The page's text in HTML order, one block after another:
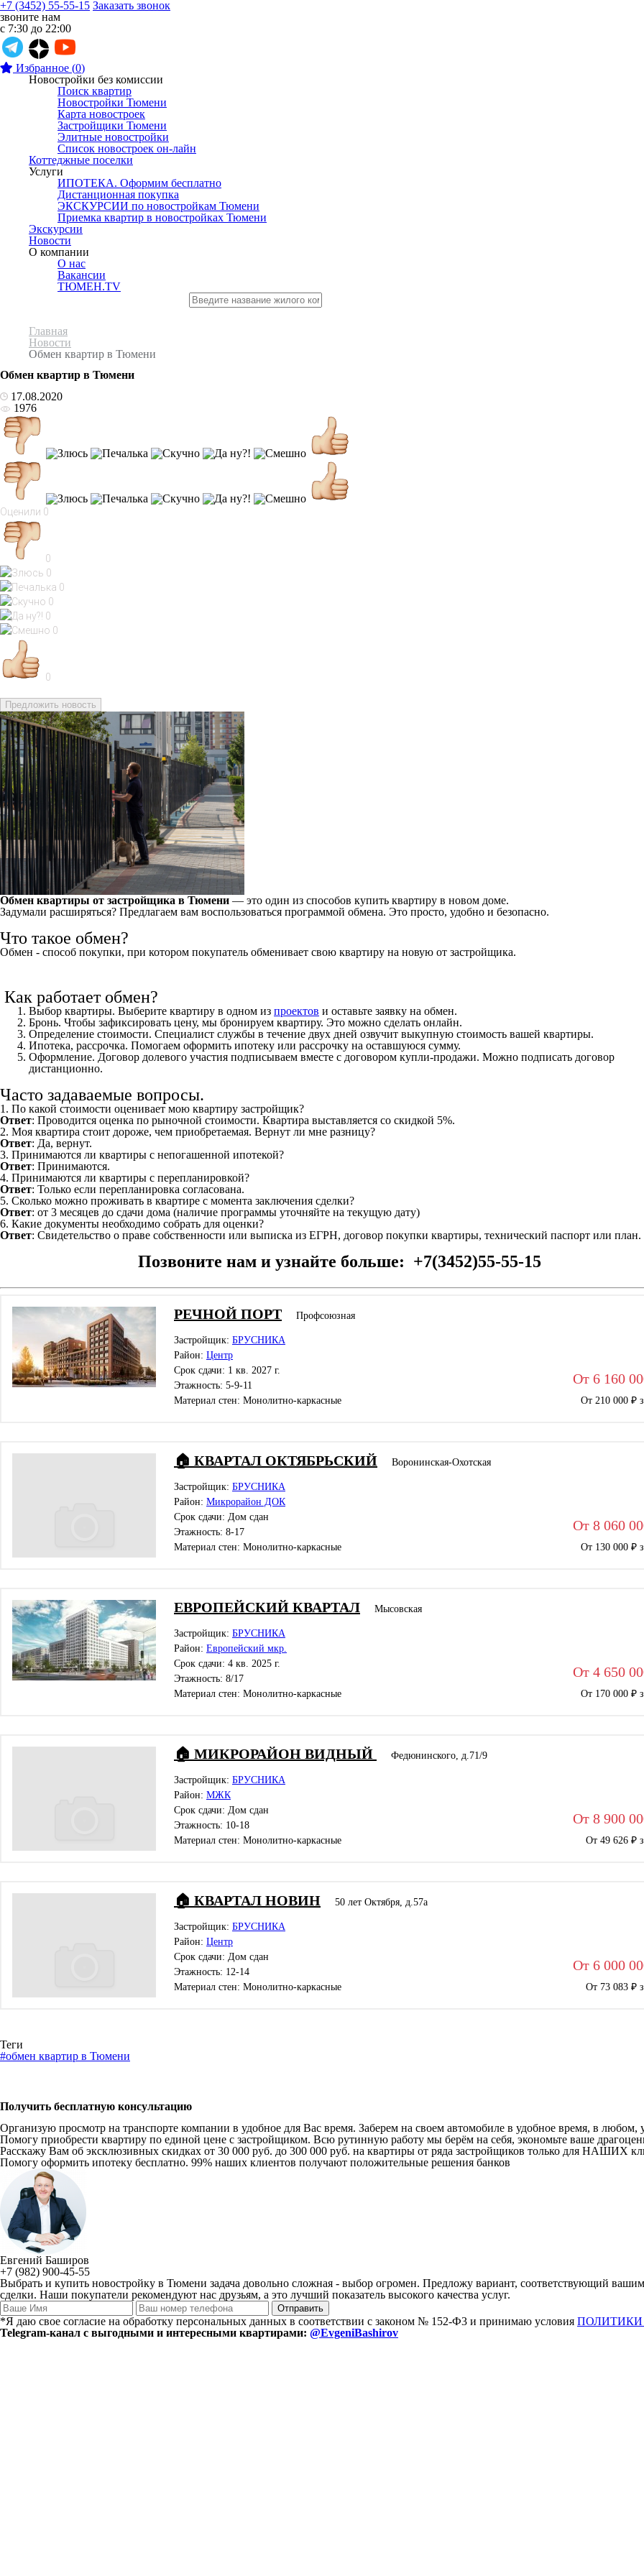
+7 (3452) 55-55-15 Заказать звонок
звоните нам
с 7:30 до 22:00
Избранное (0)
Новостройки без комиссии
Поиск квартир
Новостройки Тюмени
Карта новостроек
Застройщики Тюмени
Элитные новостройки
Список новостроек он-лайн
Коттеджные поселки
Услуги
ИПОТЕКА. Оформим бесплатно
Дистанционная покупка
ЭКСКУРСИИ по новостройкам Тюмени
Приемка квартир в новостройках Тюмени
Экскурсии
Новости
О компании
О нас
Вакансии
ТЮМЕН.TV
Главная
Новости
Обмен квартир в Тюмени
Обмен квартир в Тюмени
17.08.2020
1976
Оценили 0
0
0
0
0
0
0
0
Предложить новость
Обмен квартиры от застройщика в Тюмени — это один из способов купить квартиру в новом доме.
Задумали расширяться? Предлагаем вам воспользоваться программой обмена. Это просто, удобно и безопасно.
Что такое обмен?
Обмен - способ покупки, при котором покупатель обменивает свою квартиру на новую от застройщика.
Как работает обмен?
Выбор квартиры. Выберите квартиру в одном из проектов и оставьте заявку на обмен.
Бронь. Чтобы зафиксировать цену, мы бронируем квартиру. Это можно сделать онлайн.
Определение стоимости. Специалист службы в течение двух дней озвучит выкупную стоимость вашей квартиры.
Ипотека, рассрочка. Помогаем оформить ипотеку или рассрочку на оставшуюся сумму.
Оформление. Договор долевого участия подписываем вместе с договором купли-продажи. Можно подписать договор
дистанционно.
Часто задаваемые вопросы.
1. По какой стоимости оценивает мою квартиру застройщик?
Ответ: Проводится оценка по рыночной стоимости. Квартира выставляется со скидкой 5%.
2. Моя квартира стоит дороже, чем приобретаемая. Вернут ли мне разницу?
Ответ: Да, вернут.
3. Принимаются ли квартиры с непогашенной ипотекой?
Ответ: Принимаются.
4. Принимаются ли квартиры с перепланировкой?
Ответ: Только если перепланировка согласована.
5. Сколько можно проживать в квартире с момента заключения сделки?
Ответ: от 3 месяцев до сдачи дома (наличие программы уточняйте на текущую дату)
6. Какие документы необходимо собрать для оценки?
Ответ: Свидетельство о праве собственности или выписка из ЕГРН, договор покупки квартиры, технический паспорт или план.
Позвоните нам и узнайте больше: +7(3452)55-55-15
РЕЧНОЙ ПОРТ Профсоюзная
Застройщик: БРУСНИКА
Район: Центр
Срок сдачи: 1 кв. 2027 г.
Этажность: 5-9-11
Материал стен: Монолитно-каркасные
От 6 160
От 210 000 ₽
🏠 КВАРТАЛ ОКТЯБРЬСКИЙ Воронинская-Охотская
Застройщик: БРУСНИКА
Район: Микрорайон ДОК
Срок сдачи: Дом сдан
Этажность: 8-17
Материал стен: Монолитно-каркасные
От 8 060
От 130 000 ₽
ЕВРОПЕЙСКИЙ КВАРТАЛ Мысовская
Застройщик: БРУСНИКА
Район: Европейский мкр.
Срок сдачи: 4 кв. 2025 г.
Этажность: 8/17
Материал стен: Монолитно-каркасные
От 4 650
От 170 000 ₽
🏠 МИКРОРАЙОН ВИДНЫЙ Федюнинского, д.71/9
Застройщик: БРУСНИКА
Район: МЖК
Срок сдачи: Дом сдан
Этажность: 10-18
Материал стен: Монолитно-каркасные
От 8 900
От 49 626 ₽
🏠 КВАРТАЛ НОВИН 50 лет Октября, д.57а
Застройщик: БРУСНИКА
Район: Центр
Срок сдачи: Дом сдан
Этажность: 12-14
Материал стен: Монолитно-каркасные
От 6 000
От 73 083 ₽
Теги
#обмен квартир в Тюмени
Получить бесплатную консультацию
Организую просмотр на транспорте компании в удобное для Вас время. Заберем на своем автомобиле в удобное время, в любом,
Помогу приобрести квартиру по единой цене с застройщиком. Всю рутинную работу мы берём на себя, экономьте ваше
Расскажу Вам об эксклюзивных скидках от 30 000 руб. до 300 000 руб. на квартиры от ряда застройщиков только для НАШИХ
Помогу оформить ипотеку бесплатно. 99% наших клиентов получают положительные решения банков
Евгений Баширов
+7 (982) 900-45-55
Выбрать и купить новостройку в Тюмени задача довольно сложная - выбор огромен. Предложу вариант, соответствующий
сделки. Наши покупатели рекомендуют нас друзьям, а это лучший показатель высокого качества услуг.
*Я даю свое согласие на обработку персональных данных в соответствии с законом № 152-Ф3 и принимаю условия
Telegram-канал с выгодными и интересными квартирами: @EvgeniBashirov